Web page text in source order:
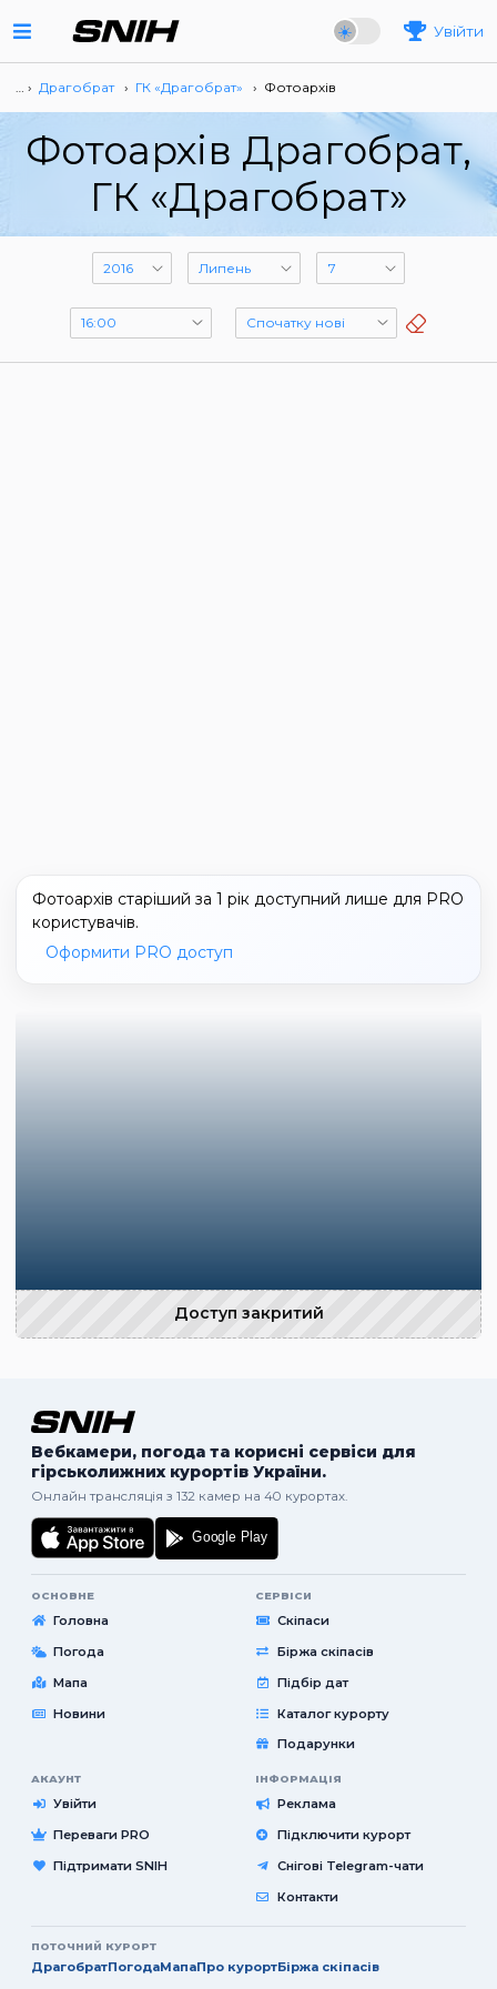
Увійти
… › Драгобрат › ГК «Драгобрат» › Фотоархів
Фотоархів Драгобрат,
ГК «Драгобрат»
Фотоархів старіший за 1 рік доступний лише для PRO
користувачів.
Оформити PRO доступ
Доступ закритий
Вебкамери, погода та корисні сервіси для
гірськолижних курортів України.
Онлайн трансляція з 132 камер на 40 курортах.
ОСНОВНЕ
Головна
Погода
Мапа
Новини
СЕРВІСИ
Скіпаси
Біржа скіпасів
Підбір дат
Каталог курорту
Подарунки
АКАУНТ
Увійти
Переваги PRO
Підтримати SNIH
ІНФОРМАЦІЯ
Реклама
Підключити курорт
Снігові Telegram-чати
Контакти
ПОТОЧНИЙ КУРОРТ
ДрагобратПогодаМапаПро курортБіржа скіпасів